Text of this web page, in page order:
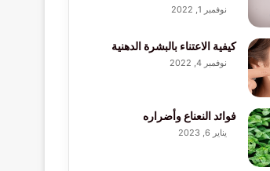
نوفمبر 1, 2022
كيفية الاعتناء بالبشرة الدهنية
نوفمبر 4, 2022
فوائد النعناع وأضراره
يناير 6, 2023